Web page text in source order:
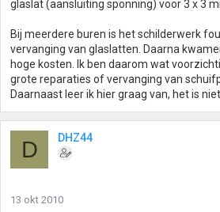
glaslat (aansluiting sponning) voor 3 x 3
Bij meerdere buren is het schilderwerk
vervanging van glaslatten. Daarna
hoge kosten. Ik ben daarom wat
grote reparaties of vervanging van
Daarnaast leer ik hier graag van, het is
D DHZ44
13 okt 2010